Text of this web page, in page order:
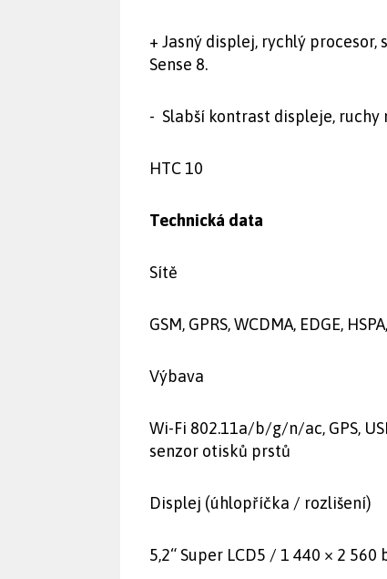
+ Jasný displej, rychlý
Sense 8.
- Slabší kontrast displeje,
HTC 10
Technická data
Sítě
GSM, GPRS, WCDMA, EDGE,
Výbava
Wi-Fi 802.11a/b/g/n/ac, GPS,
senzor otisků prstů
Displej (úhlopříčka / rozlišení)
5,2“ Super LCD5 / 1 440 × 2 560